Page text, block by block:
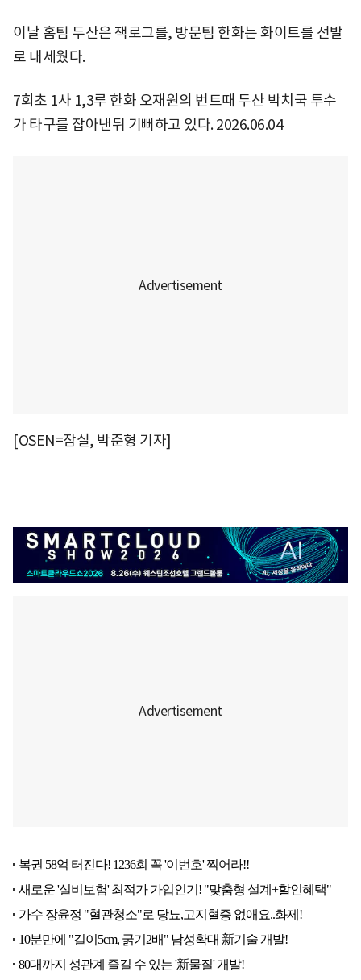
이날 홈팀 두산은 잭로그를, 방문팀 한화는 화이트를 선발
로 내세웠다.
7회초 1사 1,3루 한화 오재원의 번트때 두산 박치국 투수
가 타구를 잡아낸뒤 기뻐하고 있다. 2026.06.04
[OSEN=잠실, 박준형 기자]